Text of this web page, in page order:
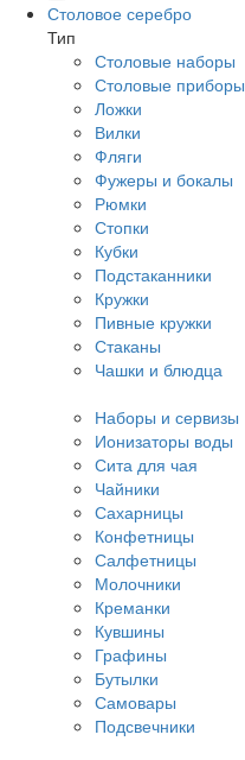
Столовое серебро
Тип
Столовые наборы
Столовые приборы
Ложки
Вилки
Фляги
Фужеры и бокалы
Рюмки
Стопки
Кубки
Подстаканники
Кружки
Пивные кружки
Стаканы
Чашки и блюдца
Наборы и сервизы
Ионизаторы воды
Сита для чая
Чайники
Сахарницы
Конфетницы
Салфетницы
Молочники
Креманки
Кувшины
Графины
Бутылки
Самовары
Подсвечники